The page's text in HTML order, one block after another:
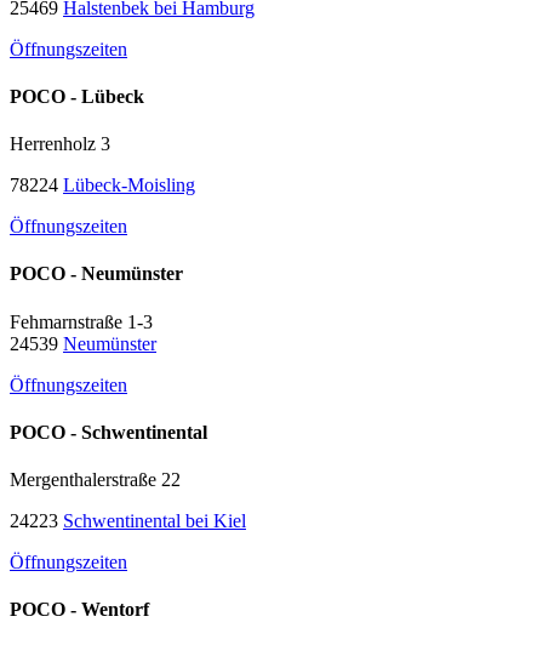
25469 Halstenbek bei Hamburg
Öffnungszeiten
POCO - Lübeck
Herrenholz 3
78224 Lübeck-Moisling
Öffnungszeiten
POCO - Neumünster
Fehmarnstraße 1-3
24539 Neumünster
Öffnungszeiten
POCO - Schwentinental
Mergenthalerstraße 22
24223 Schwentinental bei Kiel
Öffnungszeiten
POCO - Wentorf